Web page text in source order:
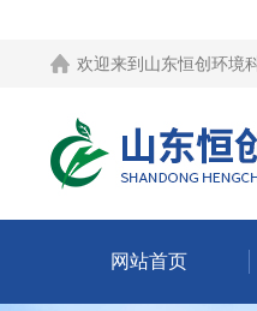
欢迎来到 山东恒创环境
网站首页